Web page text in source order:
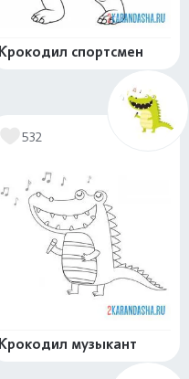
Крокодил спортсмен
532
Крокодил музыкант